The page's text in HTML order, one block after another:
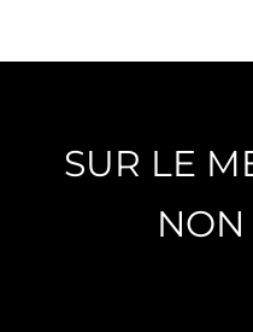
SUR LE
NON